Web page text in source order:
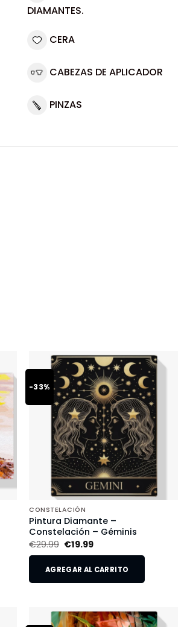
DIAMANTES.
CERA
CABEZAS DE APLICADOR
PINZAS
-33%
CONSTELACIÓN
Pintura Diamante –
Constelación – Géminis
€29.99 €19.99
AGREGAR AL CARRITO